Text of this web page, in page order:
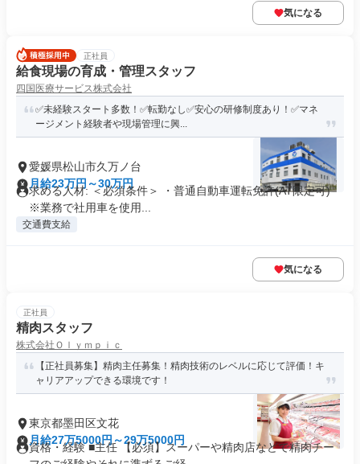
気になる
正社員
給食現場の育成・管理スタッフ
四国医療サービス株式会社
✅未経験スタート多数！✅転勤なし✅安心の研修制度あり！✅マネ
ージメント経験者や現場管理に興...
愛媛県松山市久万ノ台
月給23万円～30万円
求める人材: ＜必須条件＞ ・普通自動車運転免許(AT限定可)
※業務で社用車を使用...
交通費支給
気になる
正社員
精肉スタッフ
株式会社Ｏｌｙｍｐｉｃ
【正社員募集】精肉主任募集！精肉技術のレベルに応じて評価！キ
ャリアアップできる環境です！
東京都墨田区文花
月給27万5000円～29万5000円
資格・経験 ■主任 【必須】スーパーや精肉店などで精肉チー